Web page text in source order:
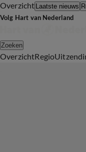
Overzicht Laatste nieuws
Volg Hart van Nederland
Zoeken
OverzichtRegio